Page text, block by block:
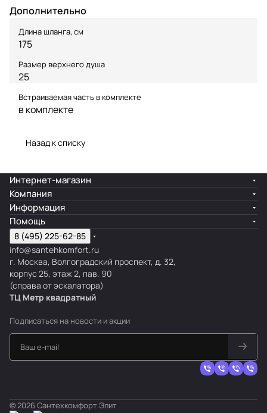
Дополнительно
Длина шланга, см
175
Размер верхнего душа
25
Встраиваемая часть в комплекте
в комплекте
Назад к списку
Интернет-магазин
Компания
Информация
Помощь
8 (495) 225-62-85
info@santehkomfort.ru
г. Москва, Волгоградский проспект, д. 32,
корпус 25, этаж 2, пав. 90
(справа от эскалатора)
ТЦ Метр квадратный
Подписаться на новости и акции
© 2026 Сантехкомфорт Элит